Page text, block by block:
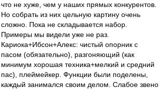
что не хуже, чем у наших прямых конкурентов.
Но собрать из них цельную картину очень
сложно. Пока не складывается набор.
Примеры мы видели уже не раз.
Кариока+Ибсон+Алекс: чистый опорник с
пасом (обязательно), разгоняющий (как
минимум хорошая техника+мелкий и средний
пас), плеймейкер. Функции были поделены,
каждый занимался своим делом. Слабое звено